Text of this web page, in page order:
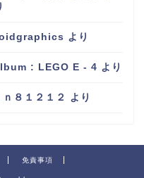
より
: LEGO E - 4 より
ｎ８１２１２ より
免責事項